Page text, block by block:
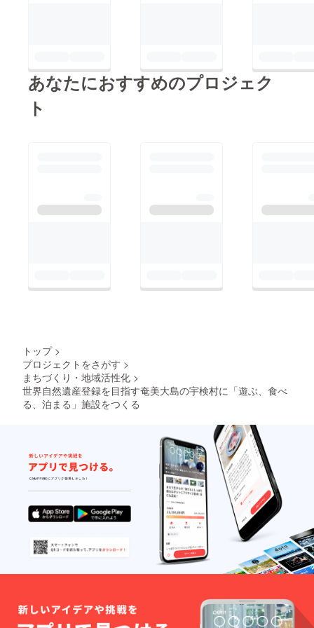
あなたにおすすめのプロジェク
ト
トップ >
プロジェクトをさがす >
まちづくり・地域活性化 >
世界自然遺産登録を目指す奄美大島の宇検村に「遊ぶ、食べ
る、泊まる」施設をつくる